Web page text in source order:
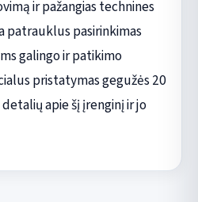
ir pažangias technines
patrauklus pasirinkimas
galingo ir patikimo
pristatymas gegužės 20
apie šį įrenginį ir jo